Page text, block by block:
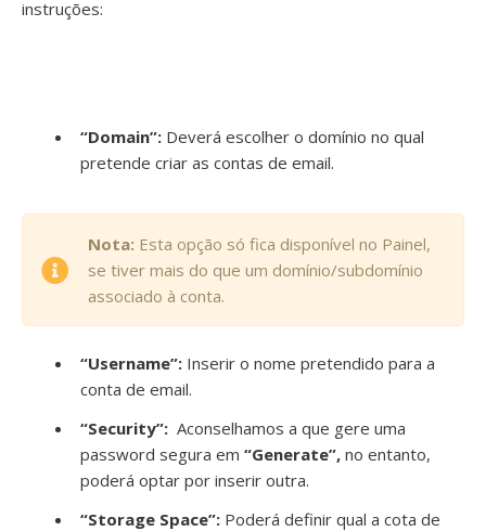
instruções:
“Domain”: Deverá escolher o domínio no qual
pretende criar as contas de email.
Nota: Esta opção só fica disponível no Painel,
se tiver mais do que um domínio/subdomínio
associado à conta.
“Username”: Inserir o nome pretendido para a
conta de email.
“Security”: Aconselhamos a que gere uma
password segura em “Generate”, no entanto,
poderá optar por inserir outra.
“Storage Space”: Poderá definir qual a cota de